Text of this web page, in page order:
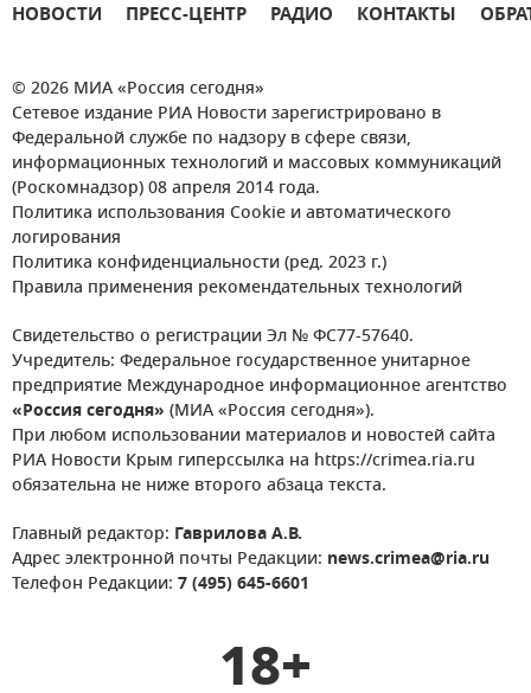
НОВОСТИ ПРЕСС-ЦЕНТР РАДИО КОНТАКТЫ
© 2026 МИА «Россия сегодня»
Сетевое издание РИА Новости зарегистрировано в
Федеральной службе по надзору в сфере связи,
информационных технологий и массовых коммуникаций
(Роскомнадзор) 08 апреля 2014 года.
Политика использования Cookie и автоматического
логирования
Политика конфиденциальности (ред. 2023 г.)
Правила применения рекомендательных технологий
Свидетельство о регистрации Эл № ФС77-57640.
Учредитель: Федеральное государственное унитарное
предприятие Международное информационное агентство
«Россия сегодня» (МИА «Россия сегодня»).
При любом использовании материалов и новостей сайта
РИА Новости Крым гиперссылка на https://crimea.ria.ru
обязательна не ниже второго абзаца текста.
Главный редактор: Гаврилова А.В.
Адрес электронной почты Редакции: news.crimea@ria.ru
Телефон Редакции: 7 (495) 645-6601
18+